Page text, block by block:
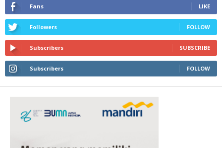
Fans LIKE
Followers FOLLOW
Subscribers SUBSCRIBE
Subscribers FOLLOW